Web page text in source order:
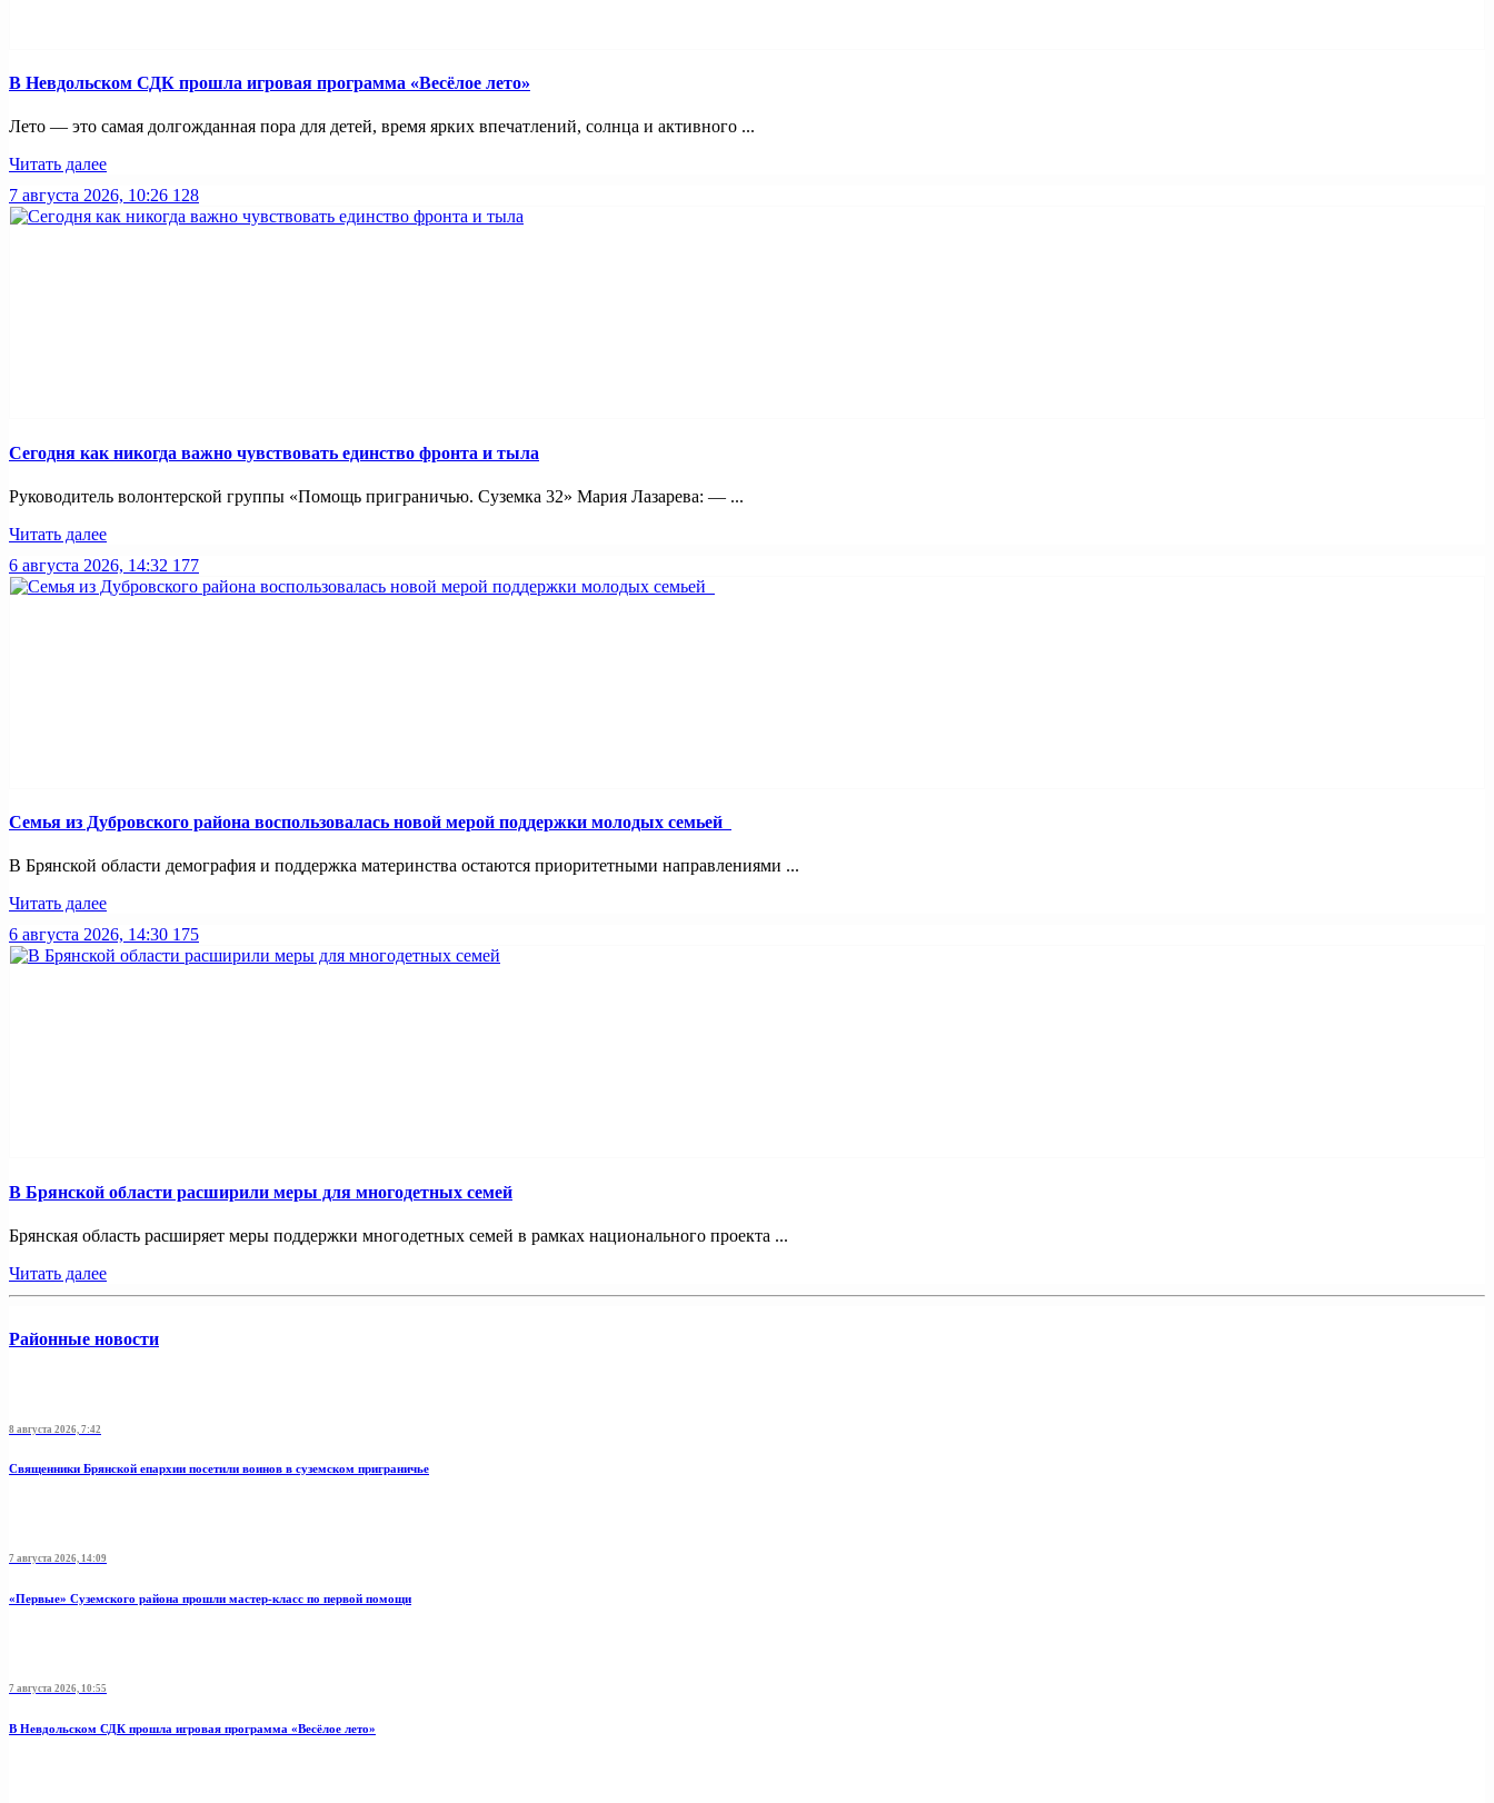
В Невдольском СДК прошла игровая программа «Весёлое лето»
Лето — это самая долгожданная пора для детей, время ярких впечатлений, солнца и активного ...
Читать далее
7 августа 2026, 10:26 128
Сегодня как никогда важно чувствовать единство фронта и тыла
Руководитель волонтерской группы «Помощь приграничью. Суземка 32» Мария Лазарева: — ...
Читать далее
6 августа 2026, 14:32 177
Семья из Дубровского района воспользовалась новой мерой поддержки молодых семьей
В Брянской области демография и поддержка материнства остаются приоритетными направлениями ...
Читать далее
6 августа 2026, 14:30 175
В Брянской области расширили меры для многодетных семей
Брянская область расширяет меры поддержки многодетных семей в рамках национального проекта ...
Читать далее
Районные новости
8 августа 2026, 7:42
Священники Брянской епархии посетили воинов в суземском приграничье
7 августа 2026, 14:09
«Первые» Суземского района прошли мастер-класс по первой помощи
7 августа 2026, 10:55
В Невдольском СДК прошла игровая программа «Весёлое лето»